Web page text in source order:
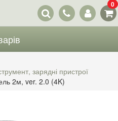
Наші
контакти
0
зарядні пристрої
2м, ver. 2.0 (4K)